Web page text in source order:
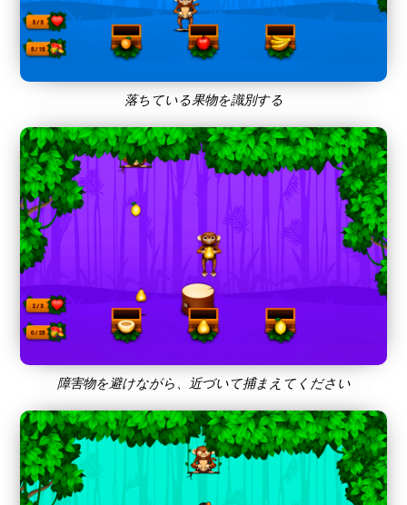
落ちている果物を識別する
障害物を避けながら、近づいて捕まえてください